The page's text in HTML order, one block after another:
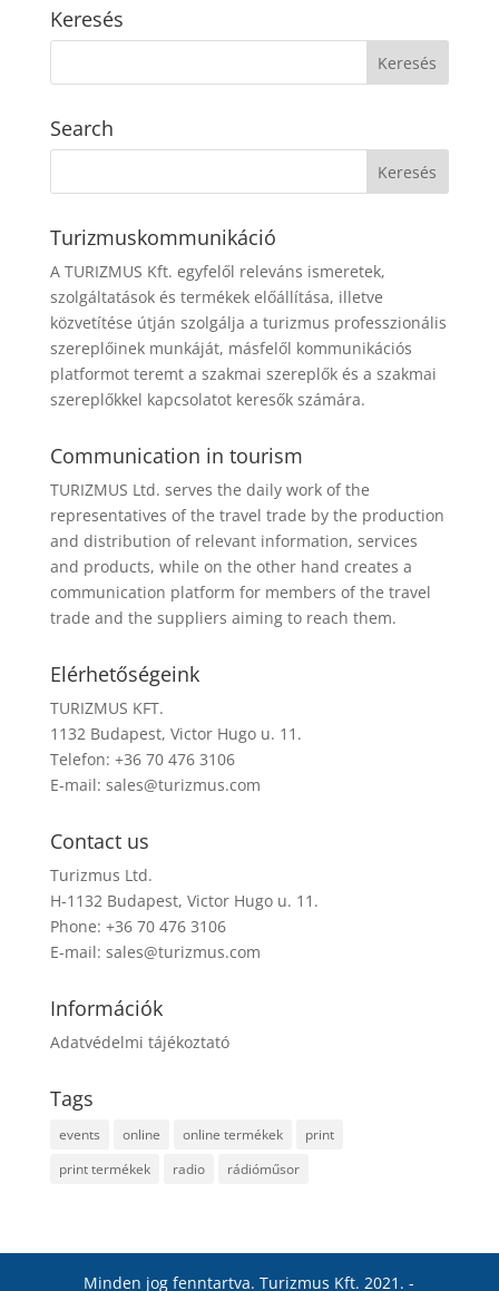
Keresés
Search
Turizmuskommunikáció
A TURIZMUS Kft. egyfelől releváns ismeretek,
szolgáltatások és termékek előállítása, illetve
közvetítése útján szolgálja a turizmus professzionális
szereplőinek munkáját, másfelől kommunikációs
platformot teremt a szakmai szereplők és a szakmai
szereplőkkel kapcsolatot keresők számára.
Communication in tourism
TURIZMUS Ltd. serves the daily work of the
representatives of the travel trade by the production
and distribution of relevant information, services
and products, while on the other hand creates a
communication platform for members of the travel
trade and the suppliers aiming to reach them.
Elérhetőségeink
TURIZMUS KFT.
1132 Budapest, Victor Hugo u. 11.
Telefon: +36 70 476 3106
E-mail: sales@turizmus.com
Contact us
Turizmus Ltd.
H-1132 Budapest, Victor Hugo u. 11.
Phone: +36 70 476 3106
E-mail: sales@turizmus.com
Információk
Adatvédelmi tájékoztató
Tags
events online online termékek
print
print termékek
radio rádióműsor
Minden jog fenntartva. Turizmus Kft. 2021. -